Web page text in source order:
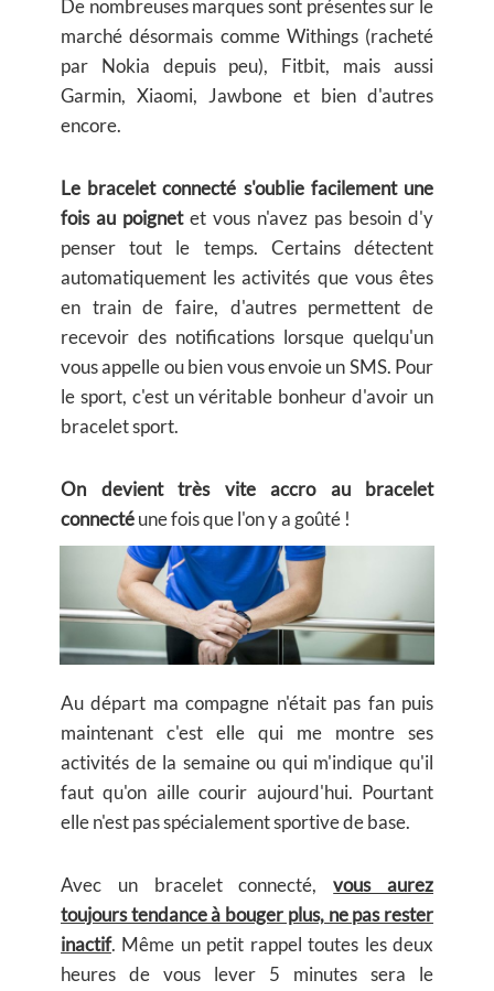
De nombreuses marques sont présentes sur le
marché désormais comme Withings (racheté
par Nokia depuis peu), Fitbit, mais aussi
Garmin, Xiaomi, Jawbone et bien d'autres
encore.
Le bracelet connecté s'oublie facilement une
fois au poignetet vous n'avez pas besoin d'y
penser tout le temps. Certains détectent
automatiquement les activités que vous êtes
en train de faire, d'autres permettent de
recevoir des notifications lorsque quelqu'un
vous appelle ou bien vous envoie un SMS. Pour
le sport, c'est un véritable bonheur d'avoir un
bracelet sport.
On devient très vite accro au bracelet
connectéune fois que l'on y a goûté !
Au départ ma compagne n'était pas fan puis
maintenant c'est elle qui me montre ses
activités de la semaine ou qui m'indique qu'il
faut qu'on aille courir aujourd'hui. Pourtant
elle n'est pas spécialement sportive de base.
Avec un bracelet connecté,vous aurez
toujours tendance à bouger plus, ne pas rester
inactif. Même un petit rappel toutes les deux
heures de vous lever 5 minutes sera le